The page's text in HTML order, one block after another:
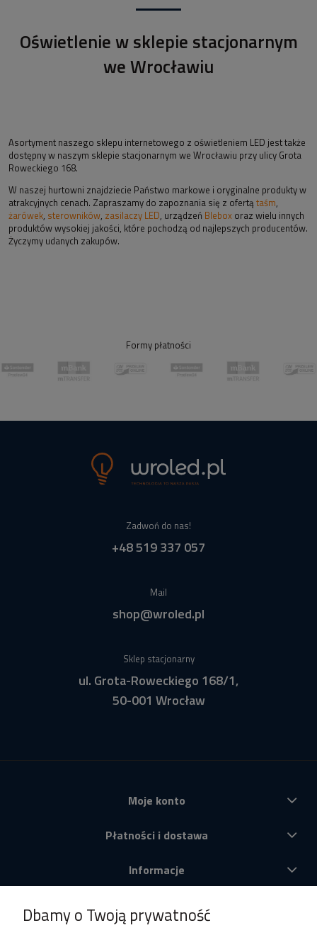
Oświetlenie w sklepie stacjonarnym
we Wrocławiu
Asortyment naszego sklepu internetowego z oświetleniem LED jest także
dostępny w naszym sklepie stacjonarnym we Wrocławiu przy ulicy Grota
Roweckiego 168.
W naszej hurtowni znajdziecie Państwo markowe i oryginalne produkty w
atrakcyjnych cenach. Zapraszamy do zapoznania się z ofertą taśm,
żarówek, sterowników, zasilaczy LED, urządzeń Blebox oraz wielu innych
produktów wysokiej jakości, które pochodzą od najlepszych producentów.
Życzymy udanych zakupów.
Formy płatności
Zadwoń do nas!
+48 519 337 057
Mail
shop@wroled.pl
Sklep stacjonarny
ul. Grota-Roweckiego 168/1,
50-001 Wrocław
Moje konto
Płatności i dostawa
Informacje
Dbamy o Twoją prywatność